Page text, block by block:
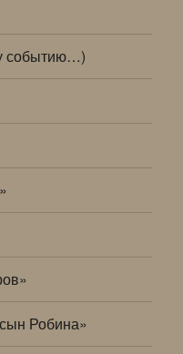
событию…)
Робина»